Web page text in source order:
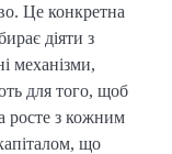
Це конкретна
діяти з
механізми,
для того, щоб
росте з кожним
що